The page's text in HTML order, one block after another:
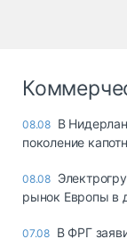
08.08 В
поколение
08.08
рынок Европы в
07.08 В ФРГ